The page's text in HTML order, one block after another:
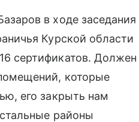
в ходе заседания
Курской области
сертификатов. Должен
которые
его закрыть нам
районы